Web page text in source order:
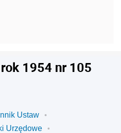
1954 nr 105
Ustaw
Urzędowe